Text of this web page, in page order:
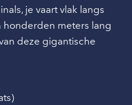
je vaart vlak langs
honderden meters lang
deze gigantische